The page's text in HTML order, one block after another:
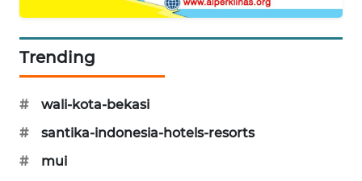
Trending
#
wali-kota-bekasi
#
santika-indonesia-hotels-resorts
#
mui
ANUGERAH
NEWS
ID
PERAPKI